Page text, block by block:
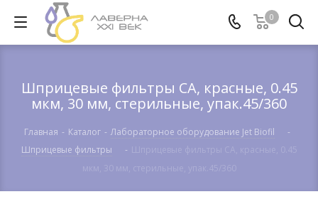
0
Шприцевые фильтры CA, красные, 0.45
мкм, 30 мм, стерильные, упак.45/360
Главная - Каталог - Лабораторное оборудование Jet Biofil
-
Шприцевые фильтры
-